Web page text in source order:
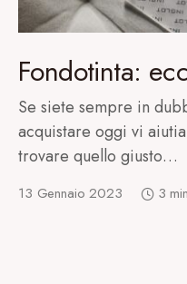
Fondotinta:
Se siete sempre in
acquistare oggi vi
trovare quello giusto…
13 Gennaio 2023 3